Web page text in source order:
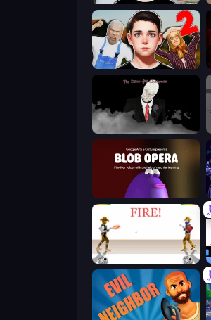
Schoolboy Escape 2
The Dawn of Slenderman
Blob Opera
Gunblood